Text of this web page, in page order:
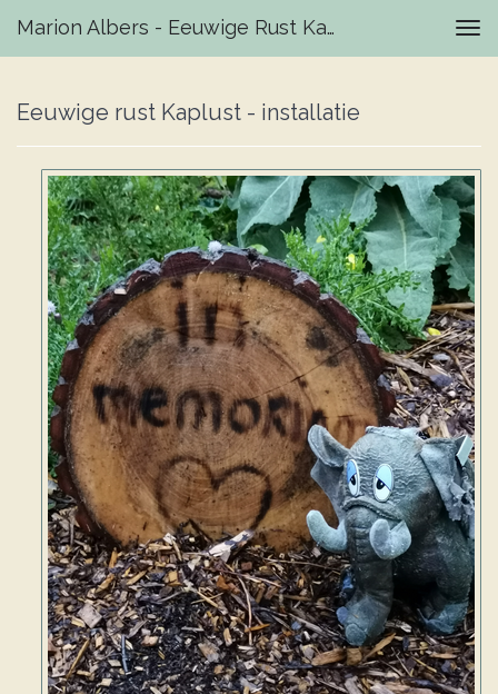
Marion Albers - Eeuwige Rust Kaplust - Installatie
Eeuwige rust Kaplust - installatie